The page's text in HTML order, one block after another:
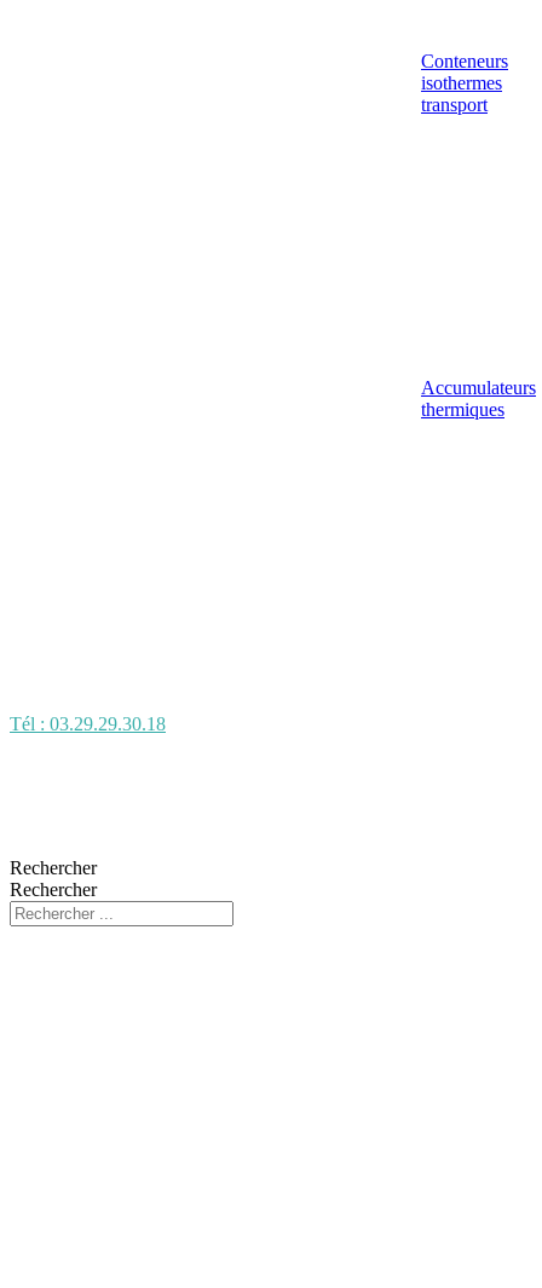
Conteneurs
isothermes
transport
Accumulateurs
thermiques
Tél : 03.29.29.30.18
Rechercher
Rechercher